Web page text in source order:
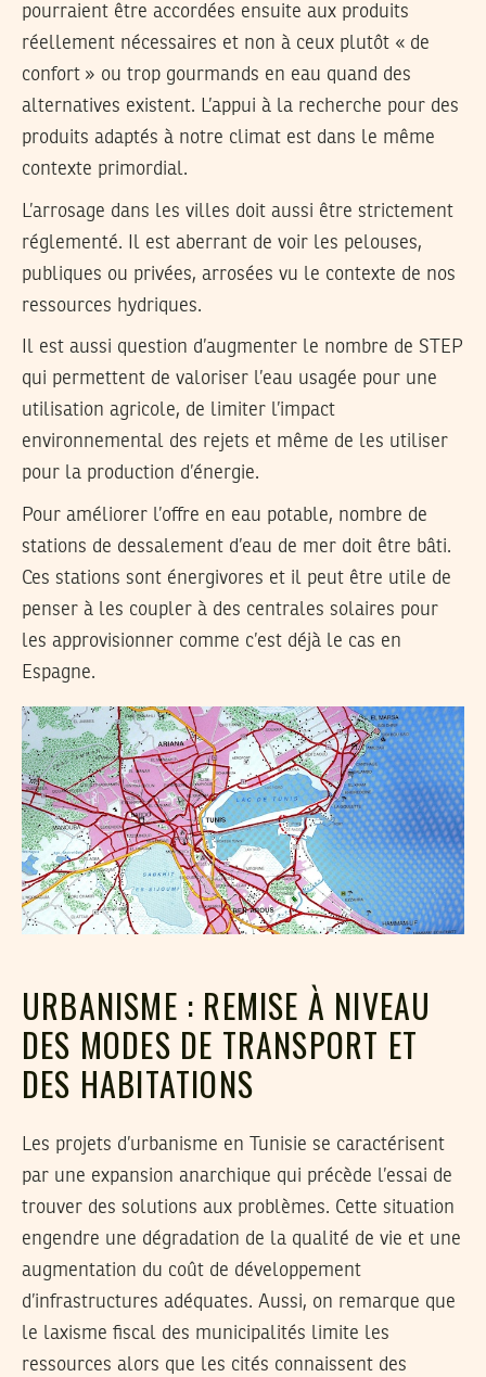
pourraient être accordées ensuite aux produits
réellement nécessaires et non à ceux plutôt « de
confort » ou trop gourmands en eau quand des
alternatives existent. L’appui à la recherche pour des
produits adaptés à notre climat est dans le même
contexte primordial.
L’arrosage dans les villes doit aussi être strictement
réglementé. Il est aberrant de voir les pelouses,
publiques ou privées, arrosées vu le contexte de nos
ressources hydriques.
Il est aussi question d’augmenter le nombre de STEP
qui permettent de valoriser l’eau usagée pour une
utilisation agricole, de limiter l’impact
environnemental des rejets et même de les utiliser
pour la production d’énergie.
Pour améliorer l’offre en eau potable, nombre de
stations de dessalement d’eau de mer doit être bâti.
Ces stations sont énergivores et il peut être utile de
penser à les coupler à des centrales solaires pour
les approvisionner comme c’est déjà le cas en
Espagne.
URBANISME : REMISE À NIVEAU
DES MODES DE TRANSPORT ET
DES HABITATIONS
Les projets d’urbanisme en Tunisie se caractérisent
par une expansion anarchique qui précède l’essai de
trouver des solutions aux problèmes. Cette situation
engendre une dégradation de la qualité de vie et une
augmentation du coût de développement
d’infrastructures adéquates. Aussi, on remarque que
le laxisme fiscal des municipalités limite les
ressources alors que les cités connaissent des